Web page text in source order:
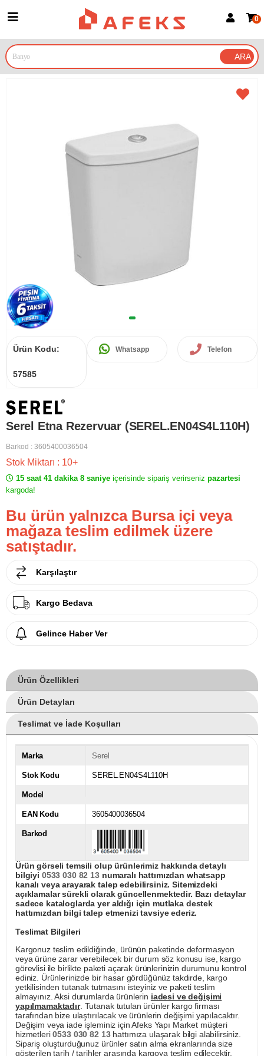
Google İle Bağlan
0
Ürün Kodu:
57585
Whatsapp Telefon
Serel Etna Rezervuar (SEREL.EN04S4L110H)
Barkod : 3605400036504
Stok Miktarı : 10+
15 saat 41 dakika 8 saniye içerisinde sipariş verirseniz pazartesi
kargoda!
Bu ürün yalnızca Bursa içi veya
mağaza teslim edilmek üzere
satıştadır.
Karşılaştır
Kargo Bedava
Gelince Haber Ver
Ürün Özellikleri
Ürün Detayları
Teslimat ve İade Koşulları
Marka Serel
Stok Kodu SEREL.EN04S4L110H
Model
EAN Kodu 3605400036504
Barkod
Ürün görseli temsili olup ürünlerimiz hakkında detaylı
bilgiyi 0533 030 82 13numaralı hattımızdan whatsapp
kanalı veya arayarak talep edebilirsiniz. Sitemizdeki
açıklamalar sürekli olarak güncellenmektedir. Bazı detaylar
sadece kataloglarda yer aldığı için mutlaka destek
hattımızdan bilgi talep etmenizi tavsiye ederiz.
Teslimat Bilgileri
Kargonuz teslim edildiğinde, ürünün paketinde deformasyon
veya ürüne zarar verebilecek bir durum söz konusu ise, kargo
görevlisi ile birlikte paketi açarak ürünlerinizin durumunu kontrol
ediniz. Ürünlerinizde bir hasar gördüğünüz takdirde, kargo
yetkilisinden tutanak tutmasını isteyiniz ve paketi teslim
almayınız. Aksi durumlarda ürünlerin iadesi ve değişimi
yapılmamaktadır. Tutanak tutulan ürünler kargo firması
tarafından bize ulaştırılacak ve ürünlerin değişimi yapılacaktır.
Değişim veya iade işleminiz için Afeks Yapı Market müşteri
hizmetleri0533 030 82 13hattımıza ulaşarak bilgi alabilirsiniz.
Sipariş oluşturduğunuz ürünler satın alma ekranlarında size
gösterilen tarih / tarihler arasında kargoya teslim edilecektir.